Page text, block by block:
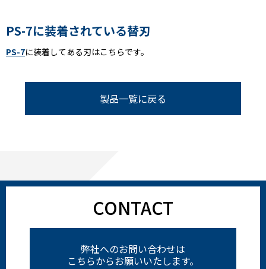
PS-7に装着されている替刃
PS-7に装着してある刃はこちらです。
製品一覧に戻る
CONTACT
弊社へのお問い合わせは
こちらからお願いいたします。